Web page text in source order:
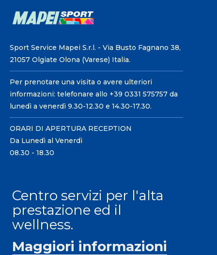
Sport Service Mapei S.r.l. - Via Busto Fagnano 38,
21057 Olgiate Olona (Varese) Italia.
Per prenotare una visita o avere ulteriori
informazioni: telefonare allo +39 0331 575757 da
lunedì a venerdì 9.30-12.30 e 14.30-17.30.
ORARI DI APERTURA RECEPTION
Da Lunedì al Venerdì
08.30 - 18.30
Centro servizi per l'alta
prestazione ed il
wellness.
Maggiori informazioni